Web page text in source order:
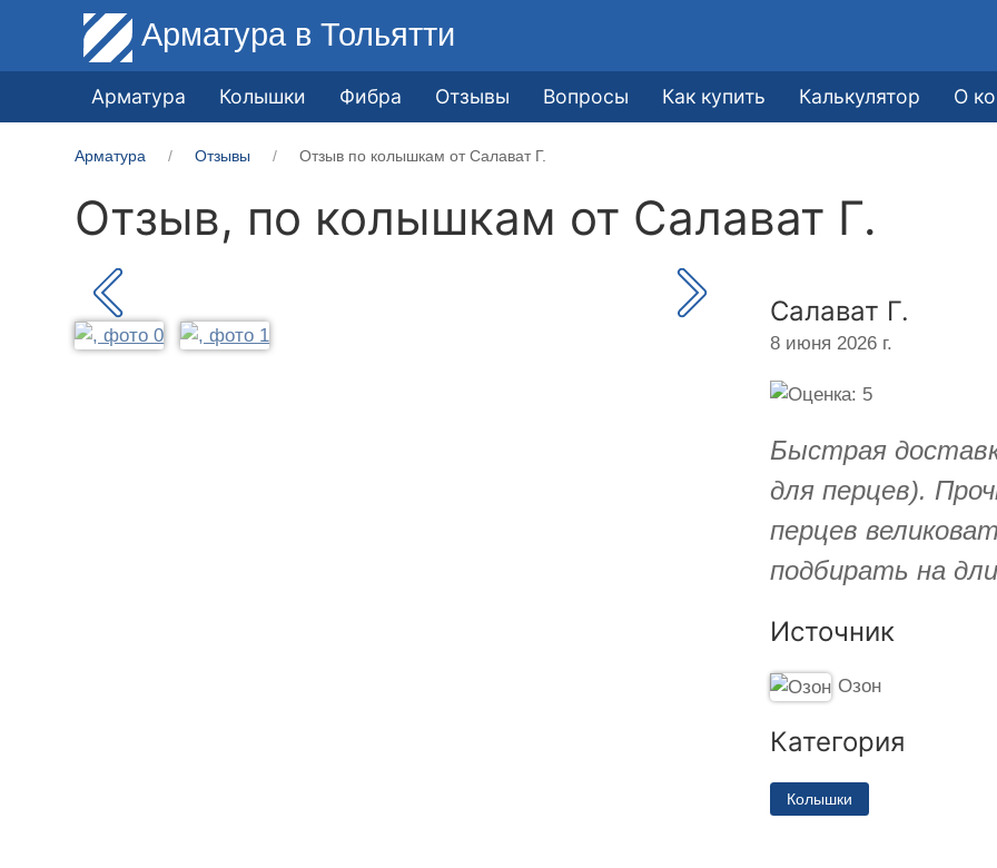
Арматура в Тольятти
Арматура Колышки Фибра Отзывы Вопросы Как купить Калькулятор О
Арматура Отзывы Отзыв по колышкам от Салават Г.
Отзыв, по колышкам от Салават Г.
Салават Г.
8 июня 2026 г.
Быстрая
для перцев).
перцев
подбирать на
Источник
Озон
Категория
Колышки